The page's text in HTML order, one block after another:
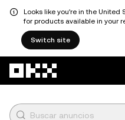
Looks like you're in the United
for products available in your
Switch site